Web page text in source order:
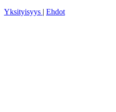
Yksityisyys
Ehdot